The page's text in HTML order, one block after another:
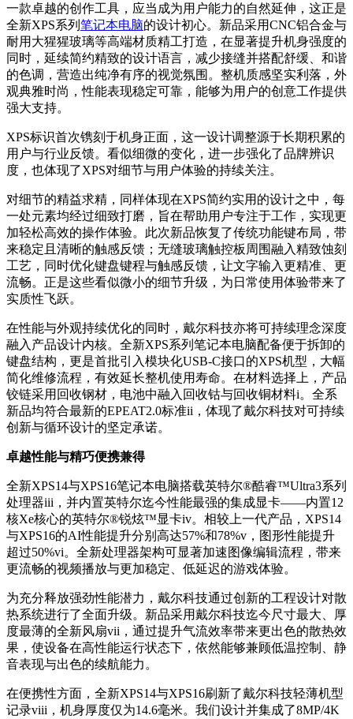
一款卓越的创作工具，应当成为用户能力的自然延伸，这正是
全新XPS系列 笔记本电脑的设计初心。新品采用CNC铝合金与
耐用大猩猩玻璃等高端材质精工打造，在显著提升机身强度的
同时，延续简约精致的设计语言，减少接缝并搭配舒缓、和谐
的色调，营造出纯净有序的视觉氛围。整机质感坚实利落，外
观典雅时尚，性能表现稳定可靠，能够为用户的创意工作提供
强大支持。
XPS标识首次镌刻于机身正面，这一设计调整源于长期积累的
用户与行业反馈。看似细微的变化，进一步强化了品牌辨识
度，也体现了XPS对细节与用户体验的持续关注。
对细节的精益求精，同样体现在XPS简约实用的设计之中，每
一处元素均经过细致打磨，旨在帮助用户专注于工作，实现更
加轻松高效的操作体验。此次新品恢复了传统功能键布局，带
来稳定且清晰的触感反馈；无缝玻璃触控板周围融入精致蚀刻
工艺，同时优化键盘键程与触感反馈，让文字输入更精准、更
流畅。正是这些看似微小的细节升级，为日常使用体验带来了
实质性飞跃。
在性能与外观持续优化的同时，戴尔科技亦将可持续理念深度
融入产品设计内核。全新XPS系列笔记本电脑配备便于拆卸的
键盘结构，更是首批引入模块化USB-C接口的XPS机型，大幅
简化维修流程，有效延长整机使用寿命。在材料选择上，产品
铰链采用回收钢材，电池中融入回收钴与回收铜材料i。全系
新品均符合最新的EPEAT2.0标准ii，体现了戴尔科技对可持续
创新与循环设计的坚定承诺。
卓越性能与精巧便携兼得
全新XPS14与XPS16笔记本电脑搭载英特尔®酷睿™Ultra3系列
处理器iii，并内置英特尔迄今性能最强的集成显卡——内置12
核Xe核心的英特尔®锐炫™显卡iv。相较上一代产品，XPS14
与XPS16的AI性能提升分别高达57%和78%v，图形性能提升
超过50%vi。全新处理器架构可显著加速图像编辑流程，带来
更流畅的视频播放与更加稳定、低延迟的游戏体验。
为充分释放强劲性能潜力，戴尔科技通过创新的工程设计对散
热系统进行了全面升级。新品采用戴尔科技迄今尺寸最大、厚
度最薄的全新风扇vii，通过提升气流效率带来更出色的散热效
果，使设备在高性能运行状态下，依然能够兼顾低温控制、静
音表现与出色的续航能力。
在便携性方面，全新XPS14与XPS16刷新了戴尔科技轻薄机型
记录viii，机身厚度仅为14.6毫米。我们设计并集成了8MP/4K